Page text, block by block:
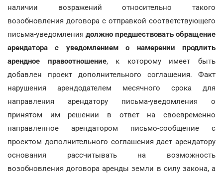
наличии возражений относительно такого
возобновления договора с отправкой соответствующего
письма-уведомления должно предшествовать обращение
арендатора с уведомлением о намерении продлить
арендное правоотношение, к которому имеет быть
добавлен проект дополнительного соглашения. Факт
нарушения арендодателем месячного срока для
направления арендатору письма-уведомления о
принятом им решении в ответ на своевременно
направленное арендатором письмо-сообщение с
проектом дополнительного соглашения дает арендатору
основания рассчитывать на возможность
возобновления договора аренды земли в силу закона, а